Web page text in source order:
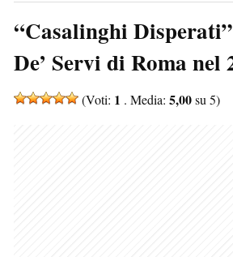
“Casalinghi
De’ Servi di Roma nel
(Voti: 1 . Media: 5,00su 5)